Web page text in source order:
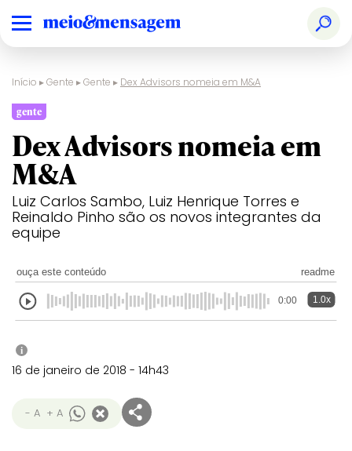
Início ▸Gente ▸Gente ▸ Dex Advisors nomeia em M&A
gente
Dex Advisors nomeia em
M&A
Luiz Carlos Sambo, Luiz Henrique Torres e
Reinaldo Pinho são os novos integrantes da
equipe
ouça este conteúdo readme
0:00 1.0x
i
16 de janeiro de 2018 - 14h43
- A + A